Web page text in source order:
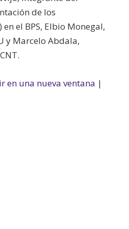
de los
el BPS, Elbio Monegal,
y Marcelo Abdala,
en una nueva ventana |